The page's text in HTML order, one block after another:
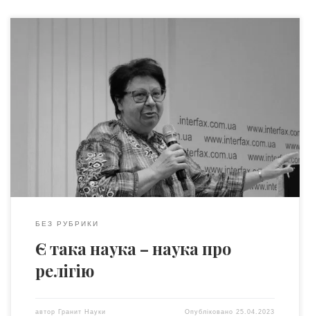
Вашій увазі стаття професорки Людмили Олександрівни
Филипович, у якій вона порушує питання пов’язані з
релігієзнавством в Україні, проте озвучені нею проблеми
не обходять стороною й інші науки…Статтю можна
прочитати російською Людмила Филипович –
релігієзнавиця, докторка філософських наук, провідна
наукова співробітниця Відділу релігієзнавства Інституту
філософії імені Г. С. Сковороди НАН України, професорка
БЕЗ РУБРИКИ
Є така наука – наука про
релігію
автор Гранит Науки Опубліковано25.04.2023